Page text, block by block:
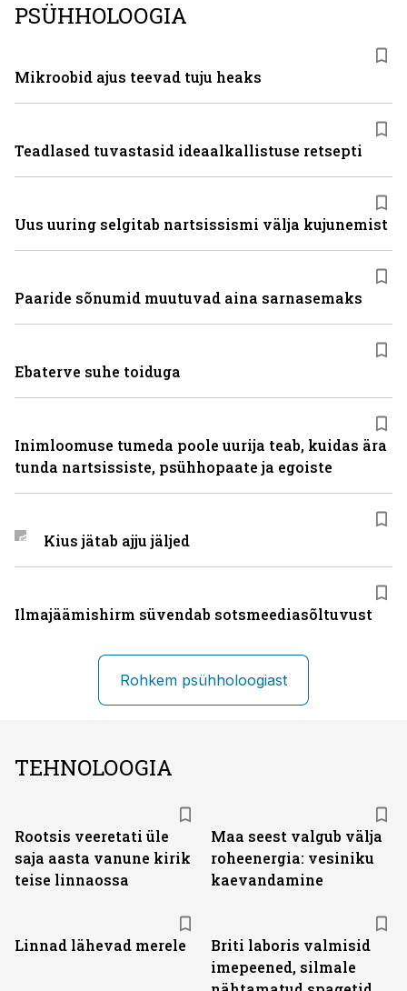
PSÜHHOLOOGIA
Mikroobid ajus teevad tuju heaks
Teadlased tuvastasid ideaalkallistuse retsepti
Uus uuring selgitab nartsissismi välja kujunemist
Paaride sõnumid muutuvad aina sarnasemaks
Ebaterve suhe toiduga
Inimloomuse tumeda poole uurija teab, kuidas ära
tunda nartsissiste, psühhopaate ja egoiste
Kius jätab ajju jäljed
Ilmajäämishirm süvendab sotsmeediasõltuvust
Rohkem psühholoogiast
TEHNOLOOGIA
Rootsis veeretati üle
saja aasta vanune kirik
teise linnaossa
Maa seest valgub välja
roheenergia: vesiniku
kaevandamine
Linnad lähevad merele
Briti laboris valmisid
imepeened, silmale